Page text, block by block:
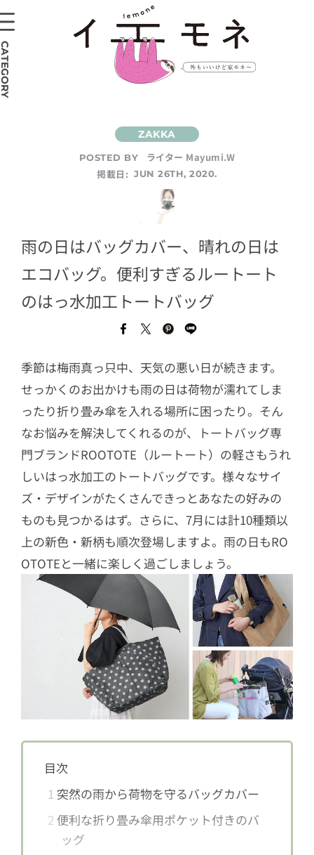
POSTED BY
ライター Mayumi.W
掲載日: JUN 26TH, 2020.
雨の日はバッグカバー、晴れの日は
エコバッグ。便利すぎるルートート
のはっ水加工トートバッグ
季節は梅雨真っ只中、天気の悪い日が続きます。
せっかくのお出かけも雨の日は荷物が濡れてしま
ったり折り畳み傘を入れる場所に困ったり。そん
なお悩みを解決してくれるのが、トートバッグ専
門ブランドROOTOTE（ルートート）の軽さもうれ
しいはっ水加工のトートバッグです。様々なサイ
ズ・デザインがたくさんできっとあなたの好みの
ものも見つかるはず。さらに、7月には計10種類以
上の新色・新柄も順次登場しますよ。雨の日もRO
OTOTEと一緒に楽しく過ごしましょう。
目次
1 突然の雨から荷物を守るバッグカバー
2 便利な折り畳み傘用ポケット付きのバ
ッグ